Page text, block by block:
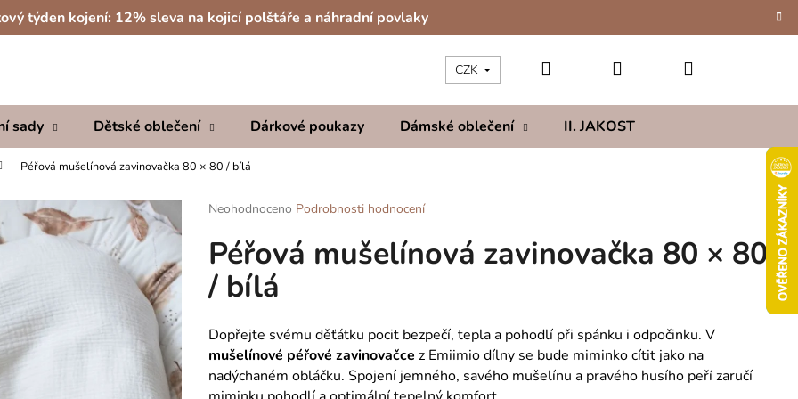
týden kojení: 12% sleva na kojicí polštáře a náhradní povlaky
sady Dětské oblečení Dárkové poukazy Dámské oblečení II. JAKOST
CZK Hledat PřihlášeníNákupní
Péřová mušelínová zavinovačka 80 × 80 / bílá
Průměrné
produktu
je
0,0
z
hvězdiček.
Neohodnoceno Podrobnosti hodnocení
Péřová mušelínová zavinovačka 80 × 80
/ bílá
Dopřejte svému děťátku pocit bezpečí, tepla a pohodlí při spánku i odpočinku. V
mušelínové péřové zavinovačce z Emiimio dílny se bude miminko cítit jako na
nadýchaném obláčku. Spojení jemného, savého mušelínu a pravého husího peří zaručí
Co potřebujete najít?
HLEDAT
Doporučujeme